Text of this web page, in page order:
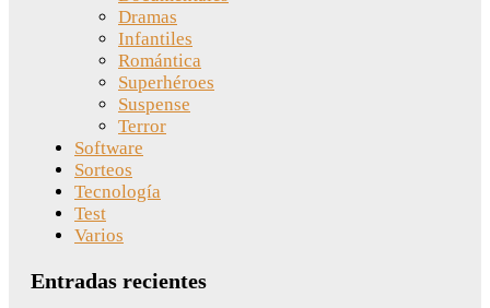
Dramas
Infantiles
Romántica
Superhéroes
Suspense
Terror
Software
Sorteos
Tecnología
Test
Varios
Entradas recientes